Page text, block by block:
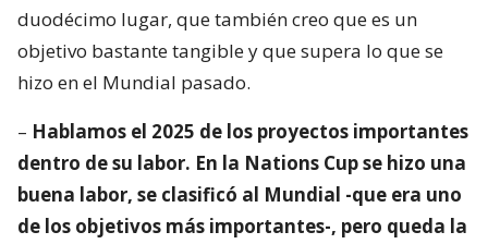
duodécimo lugar, que también creo que es un
objetivo bastante tangible y que supera lo que se
hizo en el Mundial pasado.
– Hablamos el 2025 de los proyectos importantes
dentro de su labor. En la Nations Cup se hizo una
buena labor, se clasificó al Mundial -que era uno
de los objetivos más importantes-, pero queda la